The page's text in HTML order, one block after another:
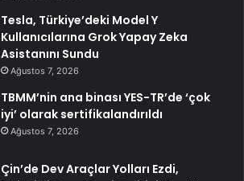
Tesla, Türkiye’deki Model Y
Kullanıcılarına Grok Yapay Zeka
Asistanını Sundu
Ağustos 7, 2026
TBMM’nin ana binası YES-TR’de ‘çok
iyi’ olarak sertifikalandırıldı
Ağustos 7, 2026
Çin’de Dev Araçlar Yolları Ezdi,